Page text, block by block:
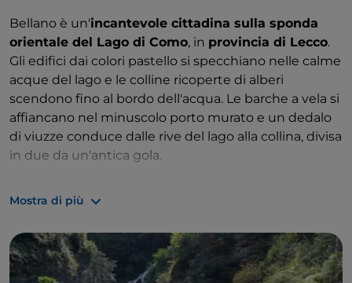
Bellano è un'incantevole cittadina sulla sponda
orientale del Lago di Como, in provincia di Lecco.
Gli edifici dai colori pastello si specchiano nelle calme
acque del lago e le colline ricoperte di alberi
scendono fino al bordo dell'acqua. Le barche a vela si
affiancano nel minuscolo porto murato e un dedalo
di viuzze conduce dalle rive del lago alla collina, divisa
in due da un'antica gola.
d'Italiaed è stato anche insignito della
riconoscimento della sua eccellenza e qualità
turistica.
Mostra di più